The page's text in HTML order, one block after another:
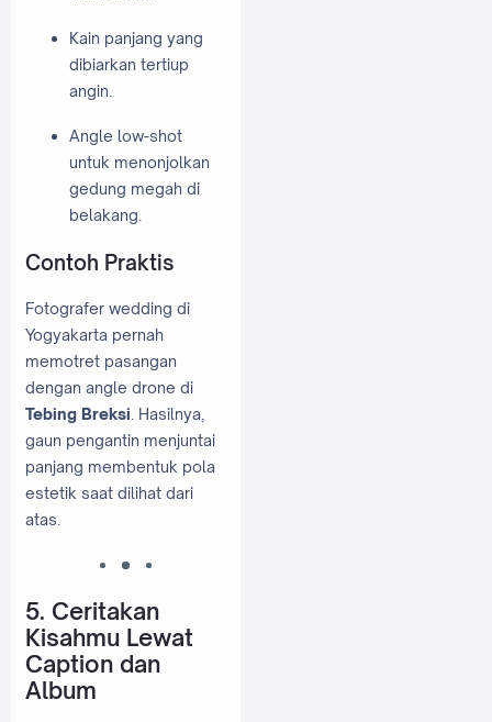
Kain panjang yang
dibiarkan tertiup
angin.
Angle low-shot
untuk menonjolkan
gedung megah di
belakang.
Contoh Praktis
Fotografer wedding di
Yogyakarta pernah
memotret pasangan
dengan angle drone di
Tebing Breksi . Hasilnya,
gaun pengantin menjuntai
panjang membentuk pola
estetik saat dilihat dari
atas.
5. Ceritakan
Kisahmu Lewat
Caption dan
Album